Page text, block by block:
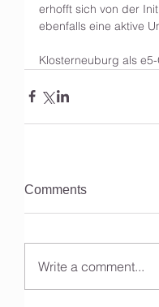
erhofft sich von der
ebenfalls eine aktive
Klosterneuburg als
Comments
Write a comment...